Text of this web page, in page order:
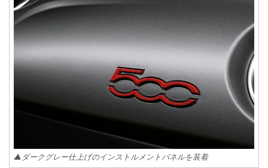
▲ダークグレー仕上げのインストルメントパネルを装着